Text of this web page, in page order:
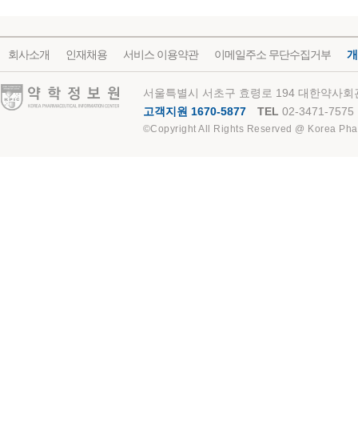
회사소개 인재채용 서비스 이용약관 이메일주소 무단수집거부
약학정보원
서울특별시 서초구 효령로 194 대한약사
고객지원 1670-5877
TEL 02-3471-7575
©Copyright All Rights Reserved @ Korea